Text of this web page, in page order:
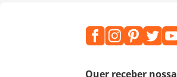
Quer receber